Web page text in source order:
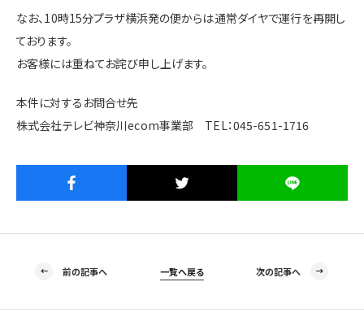
なお、10時15分プラザ横浜発の便からは通常ダイヤで運行を再開し
ております。
お客様には重ねてお詫び申し上げます。
本件に対するお問合せ先
株式会社テレビ神奈川ecom事業部 TEL：045-651-1716
前の記事へ 一覧へ戻る 次の記事へ
House Maker